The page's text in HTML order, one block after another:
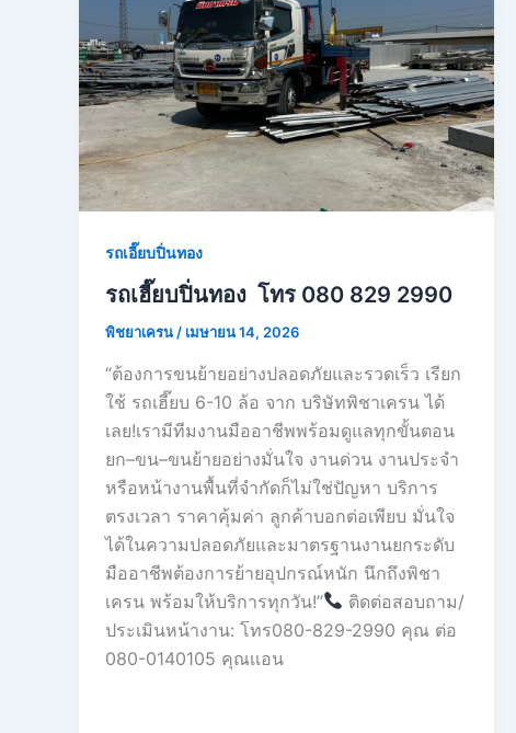
รถเอี๊ยบปิ่นทอง
รถเฮี๊ยบปิ่นทอง โทร 080 829 2990
พิชยาเครน/ เมษายน 14, 2026
“ต้องการขนย้ายอย่างปลอดภัยและรวดเร็ว เรียก
ใช้ รถเฮี๊ยบ 6-10 ล้อ จาก บริษัทพิชาเครน ได้
เลย!เรามีทีมงานมืออาชีพพร้อมดูแลทุกขั้นตอน
ยก–ขน–ขนย้ายอย่างมั่นใจ งานด่วน งานประจำ
หรือหน้างานพื้นที่จำกัดก็ไม่ใช่ปัญหา บริการ
ตรงเวลา ราคาคุ้มค่า ลูกค้าบอกต่อเพียบ มั่นใจ
ได้ในความปลอดภัยและมาตรฐานงานยกระดับ
มืออาชีพต้องการย้ายอุปกรณ์หนัก นึกถึงพิชา
เครน พร้อมให้บริการทุกวัน!”
ติดต่อสอบถาม/
ประเมินหน้างาน: โทร080-829-2990 คุณ ต่อ
080-0140105 คุณเเอน